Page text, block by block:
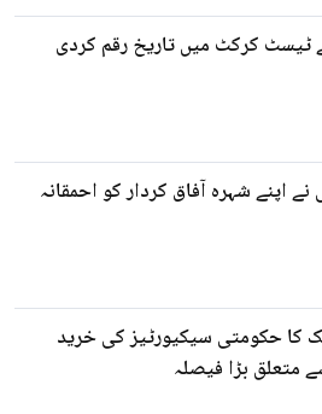
ٹیسٹ کرکٹ میں تاریخ رقم کردی
نے اپنے شہرہ آفاق کردار کو احمقانہ
کا حکومتی سیکیورٹیز کی خرید
متعلق بڑا فیصلہ